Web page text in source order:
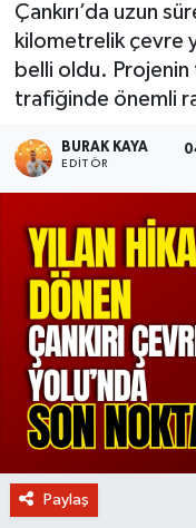
Çankırı’da uzun
kilometrelik çevre
belli oldu. Projenin
trafiğinde önemli
BURAK KAYA
EDITÖR
Paylaş